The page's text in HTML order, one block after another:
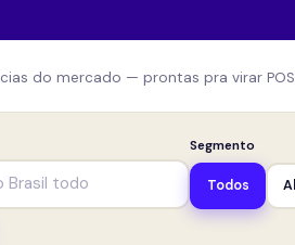
do mercado — prontas pra virar
Segmento
Todos